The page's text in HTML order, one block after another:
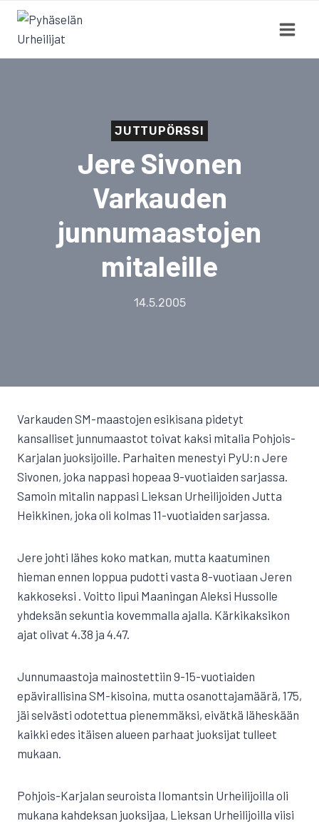
Siirry
sisältöön
JUTTUPÖRSSI
Jere Sivonen
Varkauden
junnumaastojen
mitaleille
14.5.2005
Varkauden SM-maastojen esikisana pidetyt
kansalliset junnumaastot toivat kaksi mitalia Pohjois-
Karjalan juoksijoille. Parhaiten menestyi PyU:n Jere
Sivonen, joka nappasi hopeaa 9-vuotiaiden sarjassa.
Samoin mitalin nappasi Lieksan Urheilijoiden Jutta
Heikkinen, joka oli kolmas 11-vuotiaiden sarjassa.
Jere johti lähes koko matkan, mutta kaatuminen
hieman ennen loppua pudotti vasta 8-vuotiaan Jeren
kakkoseksi . Voitto lipui Maaningan Aleksi Hussolle
yhdeksän sekuntia kovemmalla ajalla. Kärkikaksikon
ajat olivat 4.38 ja 4.47.
Junnumaastoja mainostettiin 9-15-vuotiaiden
epävirallisina SM-kisoina, mutta osanottajamäärä, 175,
jäi selvästi odotettua pienemmäksi, eivätkä läheskään
kaikki edes itäisen alueen parhaat juoksijat tulleet
mukaan.
Pohjois-Karjalan seuroista Ilomantsin Urheilijoilla oli
mukana kahdeksan juoksijaa, Lieksan Urheilijoilla viisi